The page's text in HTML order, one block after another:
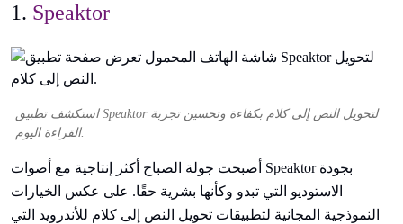
1. Speaktor
استكشف تطبيق Speaktor لتحويل النص إلى كلام بكفاءة وتحسين تجربة
القراءة اليوم.
أصبحت جولة الصباح أكثر إنتاجية مع أصوات Speaktor بجودة
الاستوديو التي تبدو وكأنها بشرية حقًا. على عكس الخيارات
النموذجية المجانية لتطبيقات تحويل النص إلى كلام للأندرويد التي